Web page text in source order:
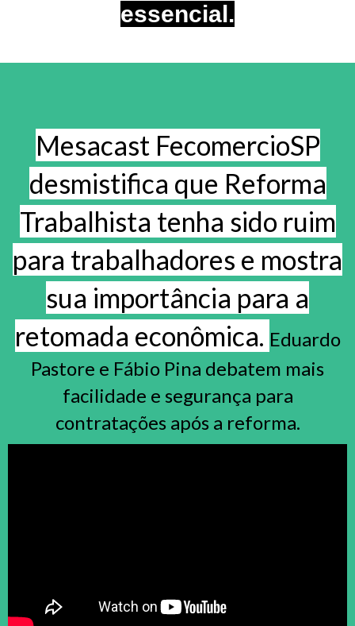
essencial.
Mesacast FecomercioSP
desmistifica que Reforma
Trabalhista tenha sido ruim
para trabalhadores e mostra
sua importância para a
retomada econômica. Eduardo
Pastore e Fábio Pina debatem mais
facilidade e segurança para
contratações após a reforma.